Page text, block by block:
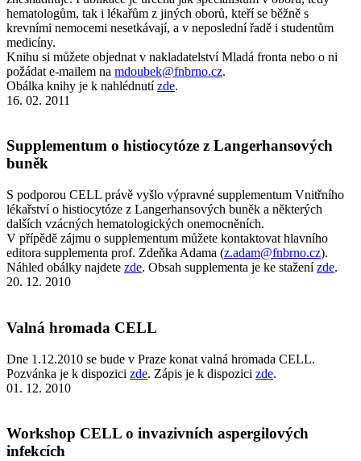
hematologům, tak i lékařům z jiných oborů, kteří se běžně s
krevními nemocemi nesetkávají, a v neposlední řadě i studentům
medicíny.
Knihu si můžete objednat v nakladatelství Mladá fronta nebo o ni
požádat e-mailem na mdoubek@fnbrno.cz.
Obálka knihy je k nahlédnutízde.
16. 02. 2011
Supplementum o histiocytóze z Langerhansových
buněk
S podporou CELL právě vyšlo výpravné supplementum Vnitřního
lékařství o histiocytóze z Langerhansových buněk a některých
dalších vzácných hematologických onemocněních.
V přípědě zájmu o supplementum můžete kontaktovat hlavního
editora supplementa prof. Zdeňka Adama (z.adam@fnbrno.cz).
Náhled obálky najdete zde. Obsah supplementa je ke staženízde.
20. 12. 2010
Valná hromada CELL
Dne 1.12.2010 se bude v Praze konat valná hromada CELL.
Pozvánka je k dispozici zde. Zápis je k dispozici zde.
01. 12. 2010
Workshop CELL o invazivních aspergilových
infekcích